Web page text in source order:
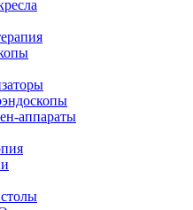
аппараты